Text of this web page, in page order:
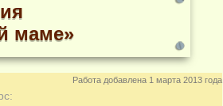
маме»
Работа добавлена 1 марта 2013 года